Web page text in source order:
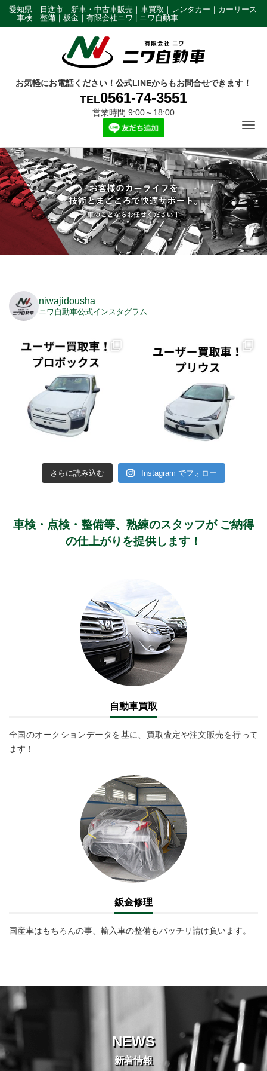
愛知県｜日進市｜新車・中古車販売｜車買取｜レンタカー｜カーリース
｜車検｜整備｜板金｜有限会社ニワ | ニワ自動車
お気軽にお電話ください！公式LINEからもお問合せできます！
TEL0561-74-3551
営業時間 9:00～18:00
niwajidousha
ニワ自動車公式インスタグラム
さらに読み込む Instagram でフォロー
車検・点検・整備等、熟練のスタッフがご納得
の仕上がりを提供します！
自動車買取
全国のオークションデータを基に、買取査定や注文販売を行って
ます！
鈑金修理
国産車はもちろんの事、輸入車の整備もバッチリ請け負います。
NEWS
新着情報